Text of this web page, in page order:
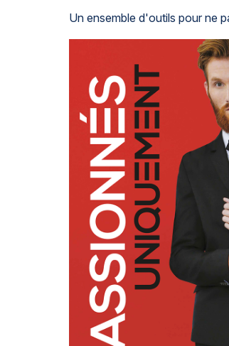
Un ensemble d'outils pour ne